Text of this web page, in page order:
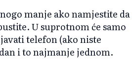
manje ako namjestite da
U suprotnom će samo
telefon (ako niste
i to najmanje jednom.